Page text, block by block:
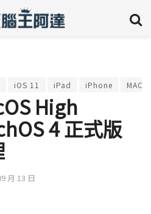
iOS 11 iPad iPhone MAC
High
4 正式版
月 13 日